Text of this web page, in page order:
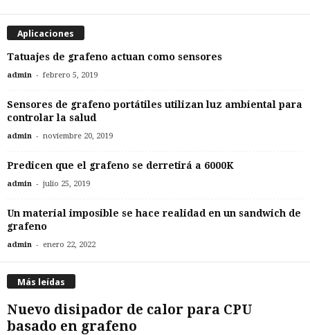
Aplicaciones
Tatuajes de grafeno actuan como sensores
admin - febrero 5, 2019
Sensores de grafeno portátiles utilizan luz ambiental para
controlar la salud
admin - noviembre 20, 2019
Predicen que el grafeno se derretirá a 6000K
admin - julio 25, 2019
Un material imposible se hace realidad en un sandwich de
grafeno
admin - enero 22, 2022
Más leídas
Nuevo disipador de calor para CPU
basado en grafeno